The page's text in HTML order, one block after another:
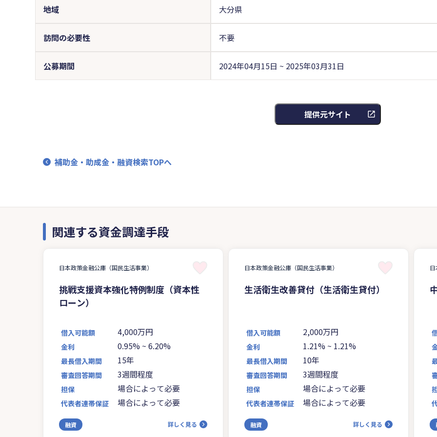
地域 大分県
訪問の必要性 不要
公募期間 2024年04月15日 ~ 2025年03月31日
提供元サイト
補助金・助成金・融資検索TOPへ
関連する資金調達手段
日本政策金融公庫（国民生活事業）
挑戦支援資本強化特例制度（資本性
ローン）
借入可能額 4,000万円
金利 0.95% ~ 6.20%
最長借入期間 15年
審査回答期間 3週間程度
担保 場合によって必要
代表者連帯保証 場合によって必要
融資 詳しく見る
日本政策金融公庫（国民生活事業）
生活衛生改善貸付（生活衛生貸付）
借入可能額 2,000万円
金利 1.21% ~ 1.21%
最長借入期間 10年
審査回答期間 3週間程度
担保 場合によって必要
代表者連帯保証 場合によって必要
融資 詳しく見る